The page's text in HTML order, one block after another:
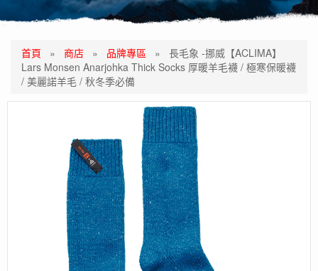
首頁 » 商店 » 品牌專區 » 長毛象 -挪威【ACLIMA】
Lars Monsen Anarjohka Thick Socks 厚暖羊毛襪 / 極寒保暖襪
/ 美麗諾羊毛 / 秋冬季必備